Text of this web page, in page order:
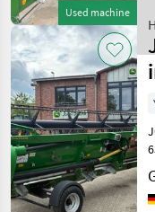
Used machine